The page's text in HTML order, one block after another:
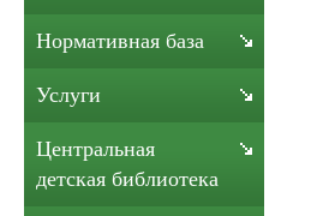
Нормативная база
Услуги
Центральная
детская библиотека